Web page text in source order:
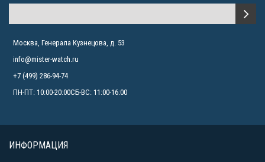
Москва, Генерала Кузнецова, д. 53
info@mister-watch.ru
+7 (499) 286-94-74
ПН-ПТ: 10:00-20:00СБ-ВС: 11:00-16:00
ИНФОРМАЦИЯ